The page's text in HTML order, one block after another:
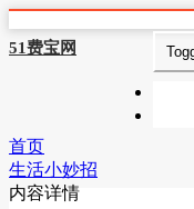
51费宝网
首页
生活小妙招
内容详情